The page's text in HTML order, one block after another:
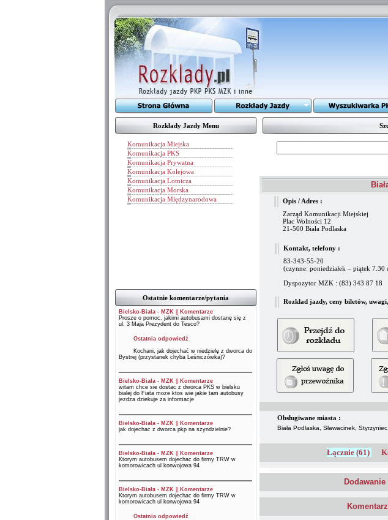
Rozkłady Jazdy Menu
Komunikacja Miejska
Komunikacja PKS
Komunikacja Prywatna
Komunikacja Kolejowa
Komunikacja Lotnicza
Komunikacja Morska
Komunikacja Międzynarodowa
Ostatnie komentarze/pytania
Bielsko-Biała - MZK||
Komentarze
Prosze o pomoc, jakimi autobusami dostanę się z
ul. 3 Maja Prezydent do Tesco?
Ostatnia odpowiedź
Kochani, jak dojechać w niedzielę z dworca do
Bystrej (przystanek chyba Leśniczówka)?
Bielsko-Biała - MZK||
Komentarze
witam chce sie dostac z dworca PKS w bielsku
bialej do Fiata moze ktos wie jakie tam autobusy
jezdza dziekuje za informacje
Bielsko-Biała - MZK||
Komentarze
jak dojechac z dworca pkp na szyndzielnie?
Bielsko-Biała - MZK||
Komentarze
Ktorym autobusem dojechac do firmy TRW w
komorowicach ul konwojowa 94
Bielsko-Biała - MZK||
Komentarze
Ktorym autobusem dojechac do firmy TRW w
komorowicach ul konwojowa 94
Ostatnia odpowiedź
Opis / Adres :
Zarząd Komunikacji Miejskiej
Plac Wolności 12
21-500 Biała Podlaska
Kontakt, telefony :
83-343-55-20
(czynne: poniedziałek – piątek 7.30
Dyspozytor MZK : (83) 343 87 18
Rozkład jazdy, ceny biletów,
Obsługiwane miasta :
Biała Podlaska, Sławacinek,
Łącznie (61)